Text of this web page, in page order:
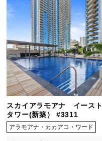
スカイアラモアナ イースト
タワー(新築） #3311
アラモアナ・カカアコ・ワード